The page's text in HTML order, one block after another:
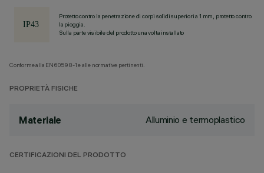
Protetto contro la penetrazione di corpi solidi superiori a 1 mm, protetto contro
la pioggia.
Sulla parte visibile del prodotto una volta installato
Conforme alla EN60598-1 e alle normative pertinenti.
PROPRIETÀ FISICHE
Materiale Alluminio e termoplastico
CERTIFICAZIONI DEL PRODOTTO